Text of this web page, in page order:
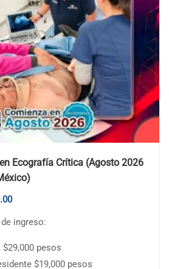
Ecografía Crítica (Agosto 2026
ingreso:
pesos
$19,000 pesos